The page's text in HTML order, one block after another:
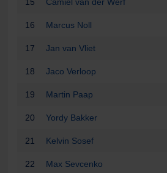
15 Camiel van der Werf
16 Marcus Noll
17 Jan van Vliet
18 Jaco Verloop
19 Martin Paap
20 Yordy Bakker
21 Kelvin Sosef
22 Max Sevcenko